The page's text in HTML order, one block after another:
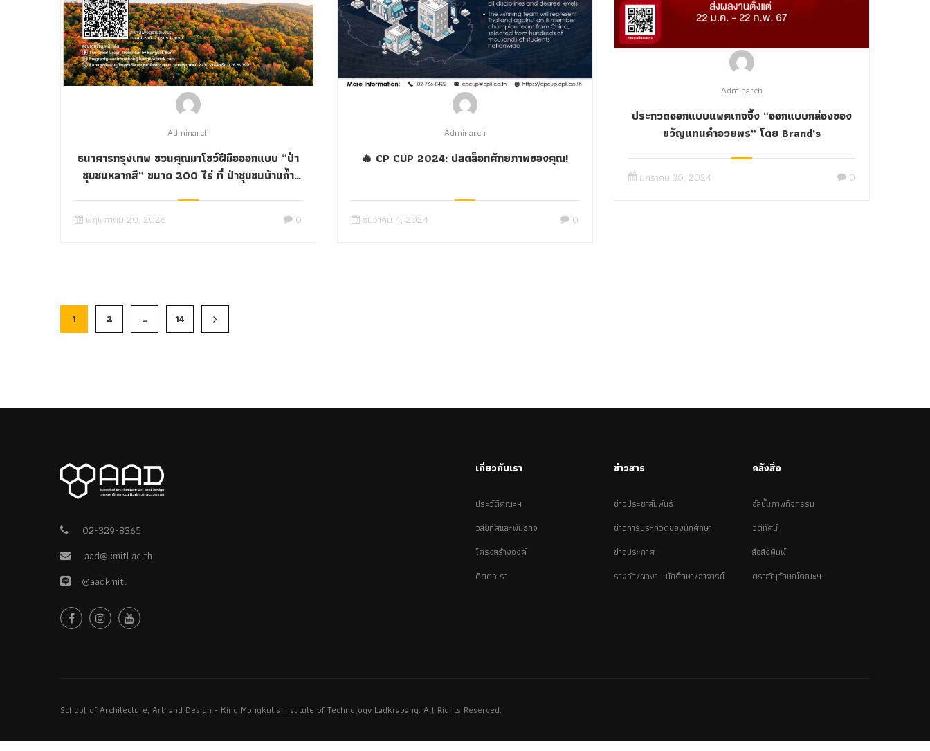
Adminarch
ธนาคารกรุงเทพ ชวนคุณมาโชว์ฝีมือออกแบบ “ป่า
ชุมชนหลากสี” ขนาด 200 ไร่ ที่ ป่าชุมชนบ้านถ้ำ
พฤษภาคม 20, 2026 0
Adminarch
🔥 CP CUP 2024: ปลดล็อกศักยภาพของคุณ!
ธันวาคม 4, 2024 0
Adminarch
ประกวดออกแบบแพคเกจจิ้ง “ออกแบบกล่องของ
ขวัญแทนคำอวยพร” โดย Brand’s
มกราคม 30, 2024 0
1 2 … 14
02-329-8365
aad@kmitl.ac.th
@aadkmitl
เกี่ยวกับเรา
ประวัติคณะฯ
วิสัยทัศและพันธกิจ
โครงสร้างองค์
ติดต่อเรา
ข่าวสาร
ข่าวประชาสัมพันธ์
ข่าวการประกวดของนักศึกษา
ข่าวประกาศ
รางวัล/ผลงาน นักศึกษา/อาจารย์
คลังสื่อ
อัลบั้มภาพกิจกรรม
วีดีทัศน์
สื่อสิ่งพิมพ์
ตราสัญลักษณ์คณะฯ
School of Architecture, Art, and Design - King Mongkut's Institute of Technology Ladkrabang. All Rights Reserved.